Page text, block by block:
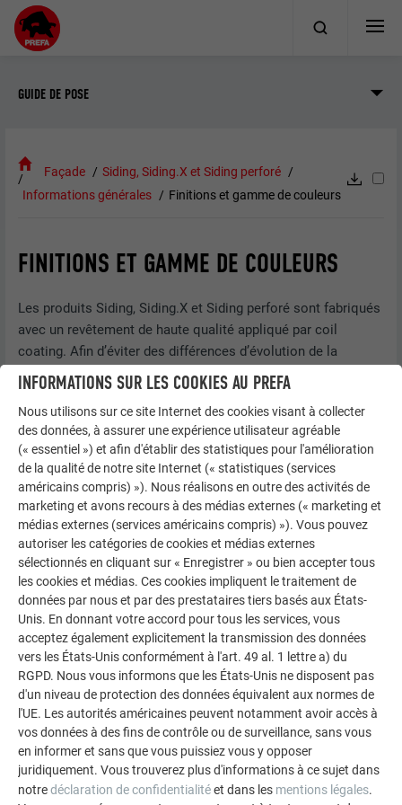
GUIDE DE POSE
Façade
Siding, Siding.X et Siding perforé
Informations générales
Finitions et gamme de couleurs
FINITIONS ET GAMME DE COULEURS
Les produits Siding, Siding.X et Siding perforé sont fabriqués
avec un revêtement de haute qualité appliqué par coil
coating. Afin d’éviter des différences d’évolution de la
couleur dans la durée, il ne faut pas mélanger des lots
REMARQUE
Les couleurs existantes ne doivent pas être repeintes !
Il n’est pas recommandé de repeindre les rayures, car le
comportement à long terme d’une peinture appliquée a
posteriori face aux intempéries, au farinage et à l’exposition
aux UV diffère de celui d’une peinture au four de haute
qualité (des différences de couleur à long terme ne sont pas
à exclure). Du point de vue technique, il n’est pas nécessaire
de réparer les rayures et les traces de façonnage. En effet,
l’aluminium ne rouille pas et forme une couche naturelle
d’oxyde qui le protège contre les influences extérieures.
Il peut arriver que le matériau présente de petites rayures et
traces de façonnage suite à la pose. Cela n’affecte ni sa
fonction ni sa durabilité.
INFORMATIONS SUR LES COOKIES AU PREFA
Nous utilisons sur ce site Internet des cookies visant à collecter
des données, à assurer une expérience utilisateur agréable
(« essentiel ») et afin d'établir des statistiques pour l'amélioration
de la qualité de notre site Internet (« statistiques (services
américains compris) »). Nous réalisons en outre des activités de
marketing et avons recours à des médias externes (« marketing et
médias externes (services américains compris) »). Vous pouvez
autoriser les catégories de cookies et médias externes
sélectionnés en cliquant sur « Enregistrer » ou bien accepter tous
les cookies et médias. Ces cookies impliquent le traitement de
données par nous et par des prestataires tiers basés aux États-
Unis. En donnant votre accord pour tous les services, vous
acceptez également explicitement la transmission des données
vers les États-Unis conformément à l'art. 49 al. 1 lettre a) du
RGPD. Nous vous informons que les États-Unis ne disposent pas
d'un niveau de protection des données équivalent aux normes de
l'UE. Les autorités américaines peuvent notamment avoir accès à
vos données à des fins de contrôle ou de surveillance, sans vous
en informer et sans que vous puissiez vous y opposer
juridiquement. Vous trouverez plus d'informations à ce sujet dans
notredéclaration de confidentialitéet dans les mentions légales.